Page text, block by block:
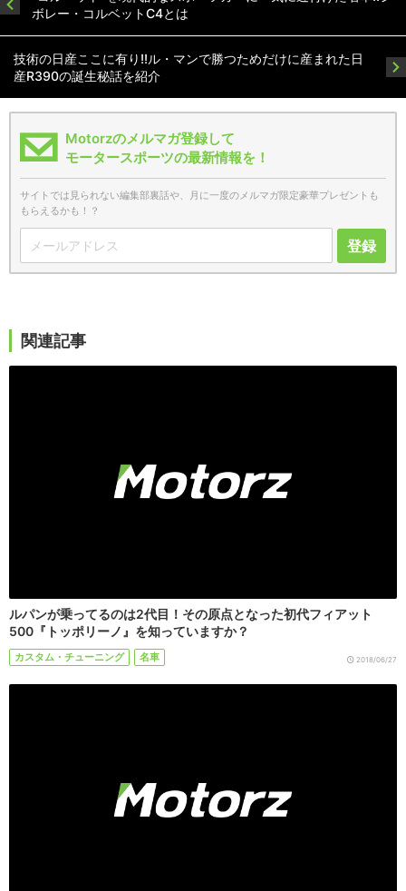
ボレー・コルベットC4とは
技術の日産ここに有り!!ル・マンで勝つためだけに産まれた日
産R390の誕生秘話を紹介
Motorzのメルマガ登録して
モータースポーツの最新情報を！
サイトでは見られない編集部裏話や、月に一度のメルマガ限定豪華プレゼントも
もらえるかも！？
登録
関連記事
ルパンが乗ってるのは2代目！その原点となった初代フィアット
500『トッポリーノ』を知っていますか？
カスタム・チューニング 名車 2018/06/27